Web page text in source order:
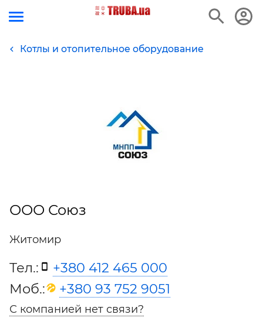
Котлы и отопительное оборудование
ООО Союз
Житомир
Тел.:
+380 412 465 000
Моб.:
+380 93 752 9051
С компанией нет связи?